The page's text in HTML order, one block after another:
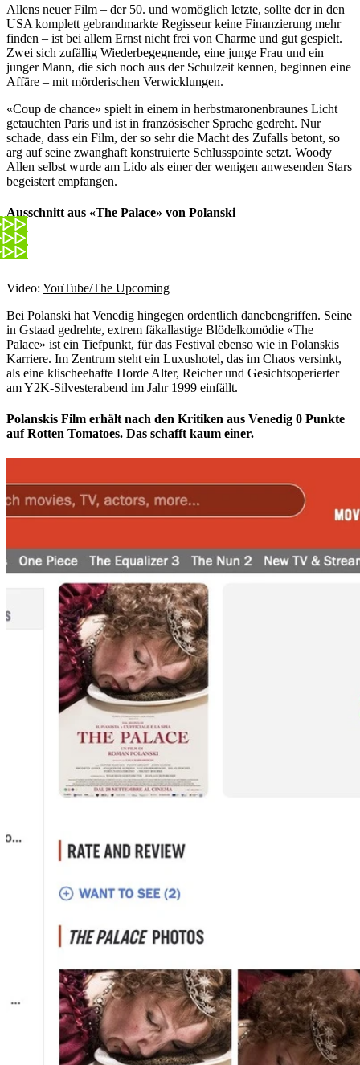
Allens neuer Film – der 50. und womöglich letzte, sollte der in den
USA komplett gebrandmarkte Regisseur keine Finanzierung mehr
finden – ist bei allem Ernst nicht frei von Charme und gut gespielt.
Zwei sich zufällig Wiederbegegnende, eine junge Frau und ein
junger Mann, die sich noch aus der Schulzeit kennen, beginnen eine
Affäre – mit mörderischen Verwicklungen.
«Coup de chance» spielt in einem in herbstmaronenbraunes Licht
getauchten Paris und ist in französischer Sprache gedreht. Nur
schade, dass ein Film, der so sehr die Macht des Zufalls betont, so
arg auf seine zwanghaft konstruierte Schlusspointe setzt. Woody
Allen selbst wurde am Lido als einer der wenigen anwesenden Stars
begeistert empfangen.
Ausschnitt aus «The Palace» von Polanski
Video: YouTube/The Upcoming
Bei Polanski hat Venedig hingegen ordentlich danebengriffen. Seine
in Gstaad gedrehte, extrem fäkallastige Blödelkomödie «The
Palace» ist ein Tiefpunkt, für das Festival ebenso wie in Polanskis
Karriere. Im Zentrum steht ein Luxushotel, das im Chaos versinkt,
als eine klischeehafte Horde Alter, Reicher und Gesichtsoperierter
am Y2K-Silvesterabend im Jahr 1999 einfällt.
Polanskis Film erhält nach den Kritiken aus Venedig 0 Punkte
auf Rotten Tomatoes. Das schafft kaum einer.